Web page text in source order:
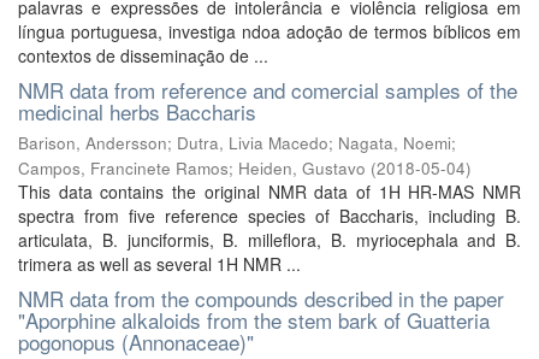
palavras e expressões de intolerância e violência religiosa em
língua portuguesa, investiga ndoa adoção de termos bíblicos em
contextos de disseminação de ...
NMR data from reference and comercial samples of the
medicinal herbs Baccharis
Barison, Andersson; Dutra, Livia Macedo; Nagata, Noemi;
Campos, Francinete Ramos; Heiden, Gustavo (2018-05-04)
This data contains the original NMR data of 1H HR-MAS NMR
spectra from five reference species of Baccharis, including B.
articulata, B. junciformis, B. milleflora, B. myriocephala and B.
trimera as well as several 1H NMR ...
NMR data from the compounds described in the paper
"Aporphine alkaloids from the stem bark of Guatteria
pogonopus (Annonaceae)"